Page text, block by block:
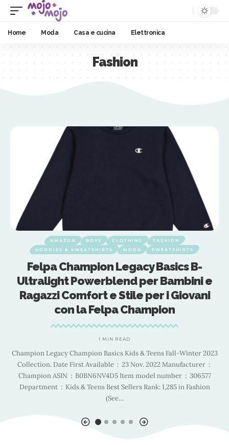
Home Moda Casa e cucina Elettronica
Fashion
AMAZON BOYS CLOTHING
FASHION
HOODIES & SWEATSHIRTS
MODA SWEATSHIRTS
Felpa Champion Legacy Basics B-
Ultralight Powerblend per Bambini e
Ragazzi Comfort e Stile per i Giovani
con la Felpa Champion
1 MIN READ
Champion Legacy Champion Basics Kids & Teens Fall-Winter 2023
Collection. Date First Available ‏ : ‎ 23 Nov. 2022 Manufacturer ‏ : ‎
Champion ASIN ‏ : ‎ B0BN6NV4D5 Item model number ‏ : ‎ 306577
Department ‏ : ‎ Kids & Teens Best Sellers Rank: 1,285 in Fashion
(See…